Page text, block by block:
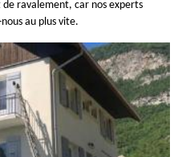
ravalement, car nos experts
au plus vite.